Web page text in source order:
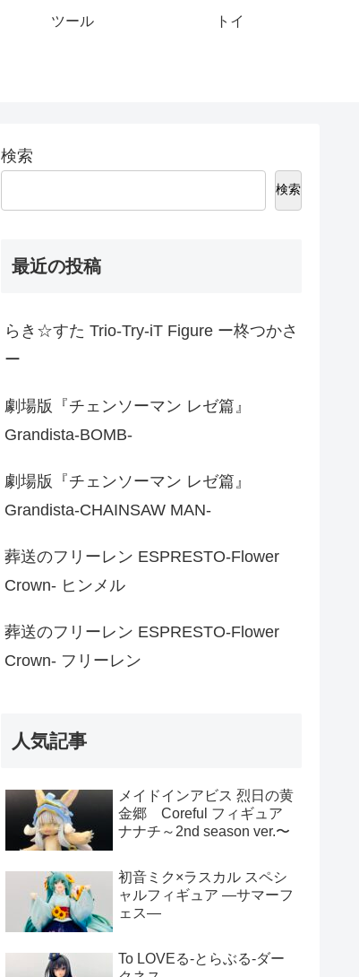
ツール トイ
検索
検索
最近の投稿
らき☆すた Trio-Try-iT Figure ー柊つかさ
ー
劇場版『チェンソーマン レゼ篇』
Grandista-BOMB-
劇場版『チェンソーマン レゼ篇』
Grandista-CHAINSAW MAN-
葬送のフリーレン ESPRESTO-Flower
Crown- ヒンメル
葬送のフリーレン ESPRESTO-Flower
Crown- フリーレン
人気記事
メイドインアビス 烈日の黄
金郷 Coreful フィギュア
ナナチ～2nd season ver.〜
初音ミク×ラスカル スペシ
ャルフィギュア ―サマーフ
ェス―
To LOVEる-とらぶる-ダー